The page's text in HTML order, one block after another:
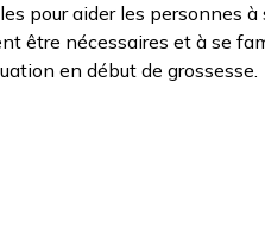
pour aider les personnes à
être nécessaires et à se
en début de grossesse.